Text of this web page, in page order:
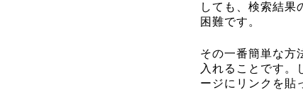
しても、検索結果
困難です。
その一番簡単な方
入れることです。
ージにリンクを貼